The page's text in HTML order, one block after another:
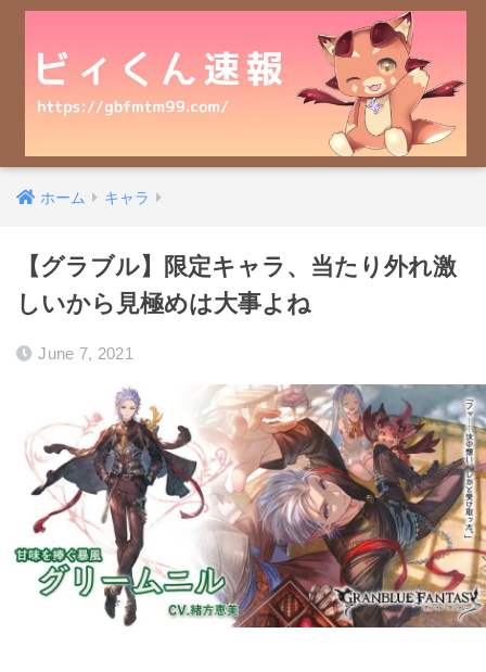
ホーム キャラ
【グラブル】限定キャラ、当たり外れ激
しいから見極めは大事よね
June 7, 2021